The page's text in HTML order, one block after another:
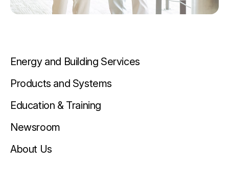
Energy and Building Services
Products and Systems
Education & Training
Newsroom
About Us